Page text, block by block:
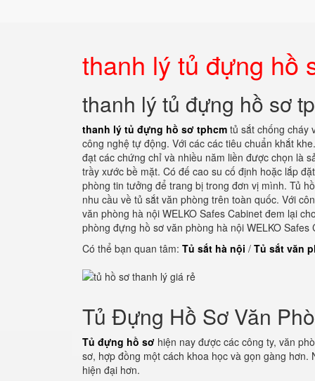
thanh lý tủ đựng hồ
thanh lý tủ đựng hồ sơ
thanh lý tủ đựng hồ sơ tphcm tủ sắt chống cháy
công nghệ tự động. Với các các tiêu chuẩn khắt
đạt các chứng chỉ và nhiều năm liền được chọn là
trầy xước bề mặt. Có đế cao su cố định hoặc lắp
phòng tin tưởng để trang bị trong đơn vị mình. Tủ
nhu cầu về tủ sắt văn phòng trên toàn quốc. Với
văn phòng hà nội WELKO Safes Cabinet đem lại
phòng đựng hồ sơ văn phòng hà nội WELKO
Có thể bạn quan tâm: Tủ sắt hà nội / Tủ sắt văn
Tủ Đựng Hồ Sơ Văn
Tủ đựng hồ sơ hiện nay được các công ty, văn
sơ, hợp đồng một cách khoa học và gọn gàng
hiện đại hơn.